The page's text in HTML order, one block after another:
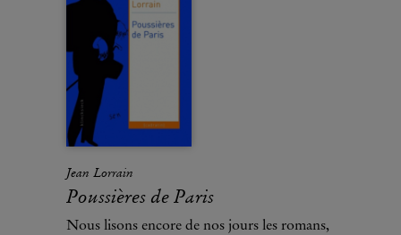
Jean Lorrain
Poussières de Paris
Nous lisons encore de nos jours les romans,